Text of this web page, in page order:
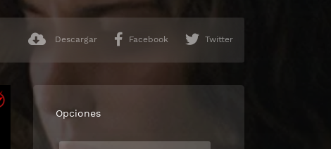
Descargar Facebook Twitter
Opciones